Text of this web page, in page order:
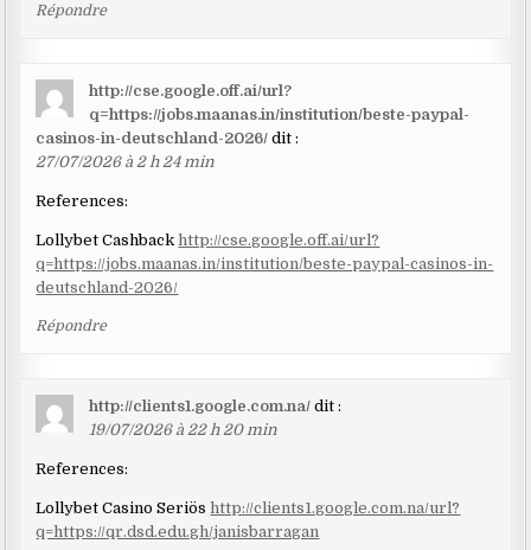
Répondre
http://cse.google.off.ai/url?
q=https://jobs.maanas.in/institution/beste-paypal-
casinos-in-deutschland-2026/ dit :
27/07/2026 à 2 h 24 min
References:
Lollybet Cashbackhttp://cse.google.off.ai/url?
q=https://jobs.maanas.in/institution/beste-paypal-casinos-in-
deutschland-2026/
Répondre
http://clients1.google.com.na/ dit :
19/07/2026 à 22 h 20 min
References:
Lollybet Casino Seriös http://clients1.google.com.na/url?
q=https://qr.dsd.edu.gh/janisbarragan